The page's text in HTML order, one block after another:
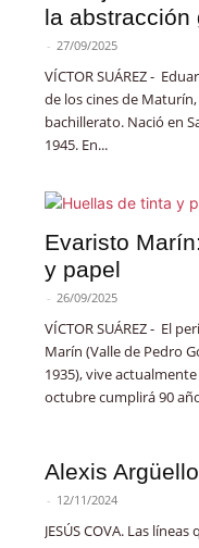
la abstracción
- 27/09/2025
VÍCTOR SUÁREZ -
de los cines de
bachillerato. Nació en
1945. En...
Evaristo
y papel
- 26/09/2025
VÍCTOR SUÁREZ - El
Marín (Valle de Pedro
1935), vive
octubre cumplirá 90
Alexis
- 12/11/2024
JESÚS COVA. Las